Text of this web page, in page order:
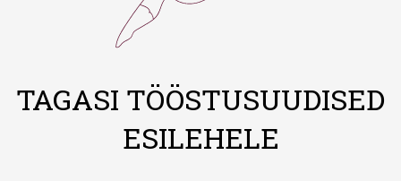
TAGASI TÖÖSTUSUUDISED
ESILEHELE